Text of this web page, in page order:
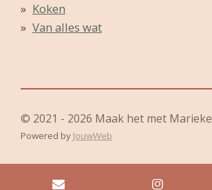
Koken
Van alles wat
© 2021 - 2026 Maak het met Marieke
Powered by JouwWeb